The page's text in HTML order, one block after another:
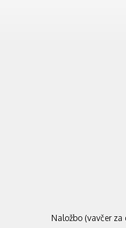
Naložbo (vavčer